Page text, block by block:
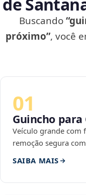
de
Buscando
próximo”, você
01
Guincho para
Veículo grande com
remoção segura
SAIBA MAIS